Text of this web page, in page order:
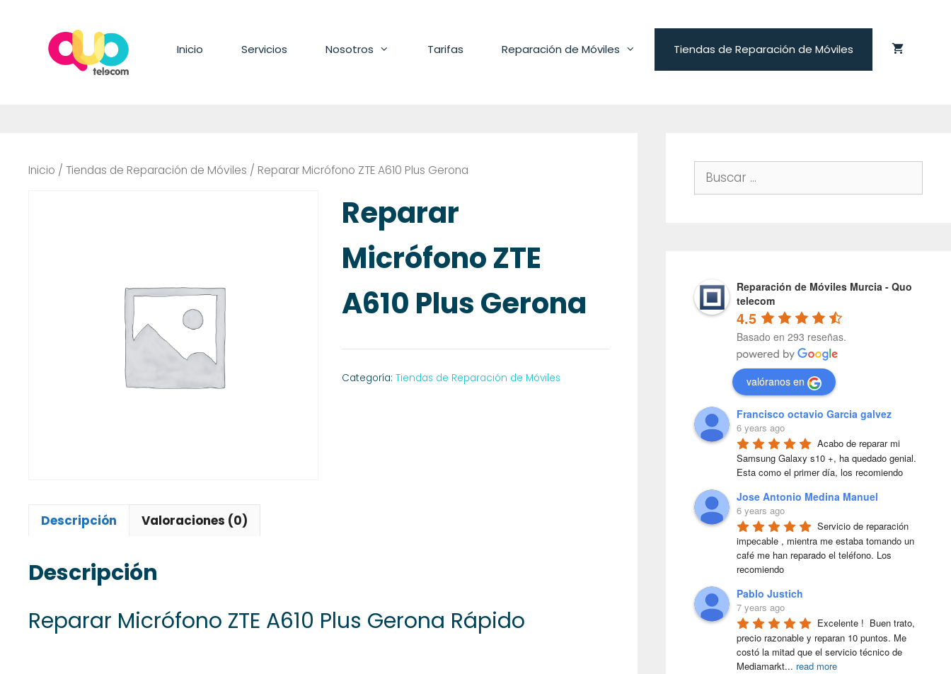
contenido
Inicio Servicios Nosotros Tarifas Reparación de Móviles Tiendas de Reparación de Móviles
Inicio / Tiendas de Reparación de Móviles / Reparar Micrófono ZTE A610 Plus Gerona
Reparar
Micrófono ZTE
A610 Plus Gerona
Categoría:Tiendas de Reparación de Móviles
Descripción Valoraciones (0)
Descripción
Reparar Micrófono ZTE A610 Plus Gerona Rápido
Buscar:
Reparación de Móviles Murcia - Quo
telecom
4.5
Basado en 293 reseñas.
valóranos en
Francisco octavio Garcia galvez
6 years ago
Acabo de reparar mi
Samsung Galaxy s10 +, ha quedado genial.
Esta como el primer día, los recomiendo
Jose Antonio Medina Manuel
6 years ago
Servicio de reparación
impecable , mientra me estaba tomando un
café me han reparado el teléfono. Los
recomiendo
Pablo Justich
7 years ago
Excelente !  Buen trato,
precio razonable y reparan 10 puntos. Me
costó la mitad que el servicio técnico de
Mediamarkt... read more